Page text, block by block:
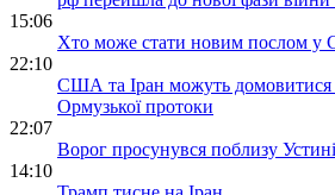
15:06
Хто може стати новим послом
22:10
США та Іран можуть домовитися
Ормузької протоки
22:07
Ворог просунувся поблизу
14:10